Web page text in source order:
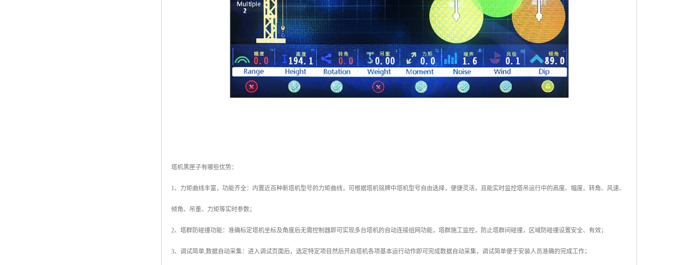
塔机黑匣子有哪些优势：
1、力矩曲线丰富，功能齐全：内置近百种新塔机型号的力矩曲线，可根据塔机铭牌中塔机型号自由选择，便捷灵活，且能实时监控塔吊运行中的高度、幅度、转角、风速、
倾角、吊重、力矩等实时参数；
2、塔群防碰撞功能：准确标定塔机坐标及角度后无需控制器即可实现多台塔机的自动连接组网功能，塔群施工监控，防止塔群间碰撞，区域防碰撞设置安全、有效；
3、调试简单,数据自动采集：进入调试页面后，选定特定项目然后开启塔机各项基本运行动作即可完成数据自动采集，调试简单便于安装人员准确的完成工作；